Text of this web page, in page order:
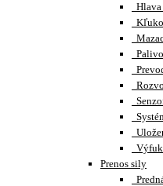
Prenos sily